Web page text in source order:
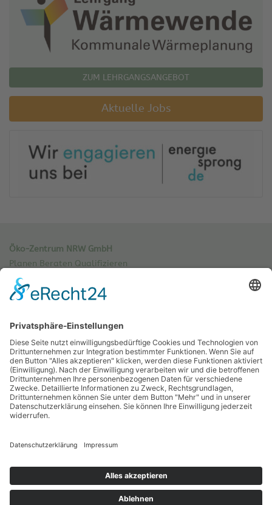
ZUM LEHRGANGSANGEBOT
Aktuelle Jobs
Öko-Zentrum NRW GmbH
Planen Beraten Qualifizieren
Sachsenweg 8
59073 Hamm
Tel.: 02381 / 30 220-0
Fax.: 02381 / 30 220-30
info[at]oekozentrum-nrw.de
Sitemap
Impressum
Datenschutz